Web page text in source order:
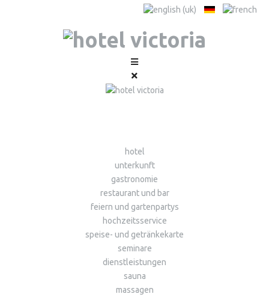
hotel
unterkunft
gastronomie
restaurant und bar
feiern und gartenpartys
hochzeitsservice
speise- und getränkekarte
seminare
dienstleistungen
sauna
massagen